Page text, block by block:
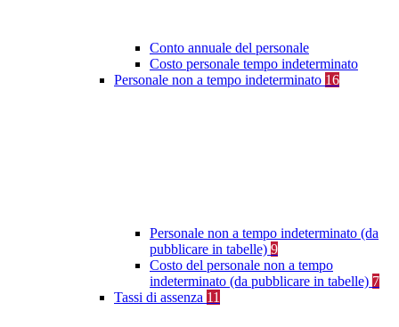
Conto annuale del personale
Costo personale tempo indeterminato
Personale non a tempo indeterminato 16
Personale non a tempo indeterminato (da
pubblicare in tabelle) 9
Costo del personale non a tempo
indeterminato (da pubblicare in tabelle) 7
Tassi di assenza 11